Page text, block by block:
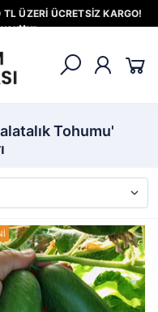
ÜZERİ ÜCRETSİZ KARGO!
Tohumu'